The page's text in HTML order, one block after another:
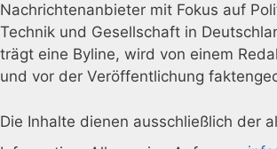
Nachrichtenanbieter mit Fokus auf
Technik und Gesellschaft in
trägt eine Byline, wird von einem
und vor der Veröffentlichung
Die Inhalte dienen ausschließlich der